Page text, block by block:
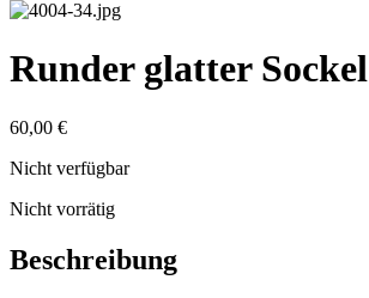
Runder glatter Sockel
60,00 €
Nicht verfügbar
Nicht vorrätig
Beschreibung